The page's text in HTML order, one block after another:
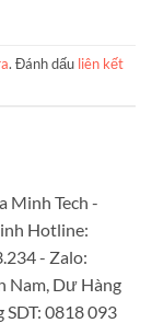
. Đánh dấu liên kết
Minh Tech -
Hotline:
- Zalo:
Nam, Dư Hàng
SDT: 0818 093